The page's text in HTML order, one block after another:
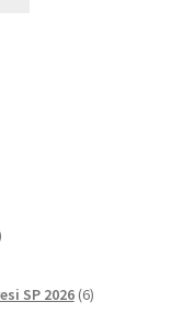
SP 2026 6izdelkov